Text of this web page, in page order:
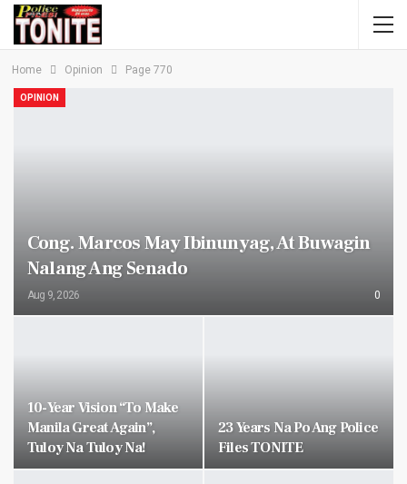
Home Opinion Page 770
OPINION
Cong. Marcos May Ibinunyag, At Buwagin
Nalang Ang Senado
Aug 9, 2026 0
10-Year Vision “To Make
Manila Great Again”,
Tuloy Na Tuloy Na!
23 Years Na Po Ang Police
Files TONITE